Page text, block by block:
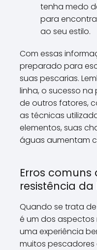
tenha medo
para
ao seu estilo.
Com essas
preparado para
suas pescarias.
linha, o sucesso
de outros fatores,
as técnicas
elementos, suas
águas aumentam
Erros
resistência da
Quando se trata
é um dos
uma experiência
muitos